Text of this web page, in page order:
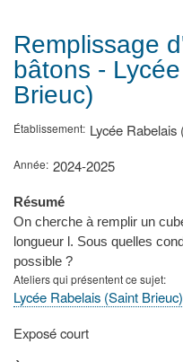
d'Ariane
Remplissage
bâtons -
Brieuc)
Établissement Lycée Rabelais
Année 2024-2025
Résumé
On cherche à remplir un
longueur l. Sous quelles
possible ?
Ateliers qui présentent ce sujet
Lycée Rabelais (Saint
Type
Exposé court